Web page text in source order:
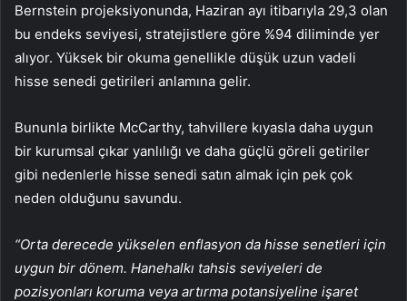
Bernstein projeksiyonunda, Haziran ayı itibarıyla 29,3 olan
bu endeks seviyesi, stratejistlere göre %94 diliminde yer
alıyor. Yüksek bir okuma genellikle düşük uzun vadeli
hisse senedi getirileri anlamına gelir.
Bununla birlikte McCarthy, tahvillere kıyasla daha uygun
bir kurumsal çıkar yanlılığı ve daha güçlü göreli getiriler
gibi nedenlerle hisse senedi satın almak için pek çok
neden olduğunu savundu.
“Orta derecede yükselen enflasyon da hisse senetleri için
uygun bir dönem. Hanehalkı tahsis seviyeleri de
pozisyonları koruma veya artırma potansiyeline işaret